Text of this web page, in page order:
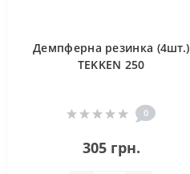
Демпферна резинка (4шт.)
TEKKEN 250
0
305 грн.